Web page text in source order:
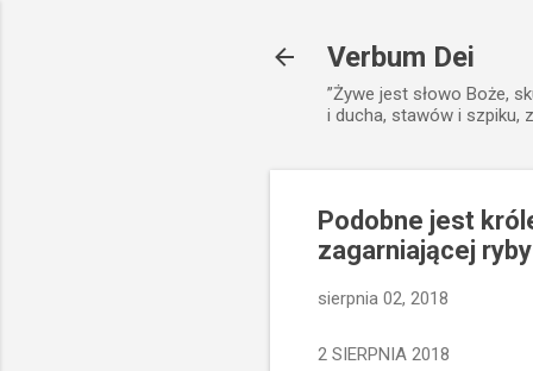
Verbum Dei
”Żywe jest słowo Boże,
i ducha, stawów i szpiku,
Podobne jest
zagarniającej
sierpnia 02, 2018
2 SIERPNIA 2018